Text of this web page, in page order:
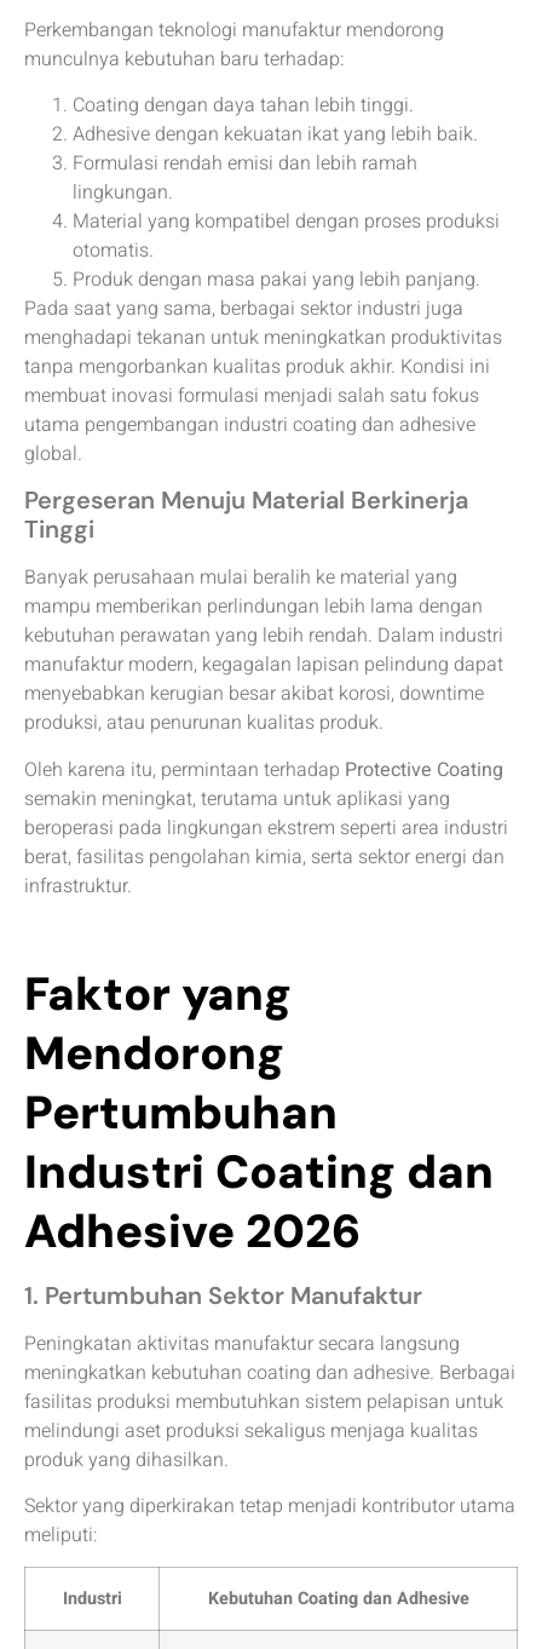
Perkembangan teknologi manufaktur mendorong
munculnya kebutuhan baru terhadap:
Coating dengan daya tahan lebih tinggi.
Adhesive dengan kekuatan ikat yang lebih baik.
Formulasi rendah emisi dan lebih ramah
lingkungan.
Material yang kompatibel dengan proses produksi
otomatis.
Produk dengan masa pakai yang lebih panjang.
Pada saat yang sama, berbagai sektor industri juga
menghadapi tekanan untuk meningkatkan produktivitas
tanpa mengorbankan kualitas produk akhir. Kondisi ini
membuat inovasi formulasi menjadi salah satu fokus
utama pengembangan industri coating dan adhesive
global.
Pergeseran Menuju Material Berkinerja
Tinggi
Banyak perusahaan mulai beralih ke material yang
mampu memberikan perlindungan lebih lama dengan
kebutuhan perawatan yang lebih rendah. Dalam industri
manufaktur modern, kegagalan lapisan pelindung dapat
menyebabkan kerugian besar akibat korosi, downtime
produksi, atau penurunan kualitas produk.
Oleh karena itu, permintaan terhadap Protective Coating
semakin meningkat, terutama untuk aplikasi yang
beroperasi pada lingkungan ekstrem seperti area industri
berat, fasilitas pengolahan kimia, serta sektor energi dan
infrastruktur.
Faktor yang
Mendorong
Pertumbuhan
Industri Coating dan
Adhesive 2026
1. Pertumbuhan Sektor Manufaktur
Peningkatan aktivitas manufaktur secara langsung
meningkatkan kebutuhan coating dan adhesive. Berbagai
fasilitas produksi membutuhkan sistem pelapisan untuk
melindungi aset produksi sekaligus menjaga kualitas
produk yang dihasilkan.
Sektor yang diperkirakan tetap menjadi kontributor utama
meliputi:
Industri Kebutuhan Coating dan Adhesive